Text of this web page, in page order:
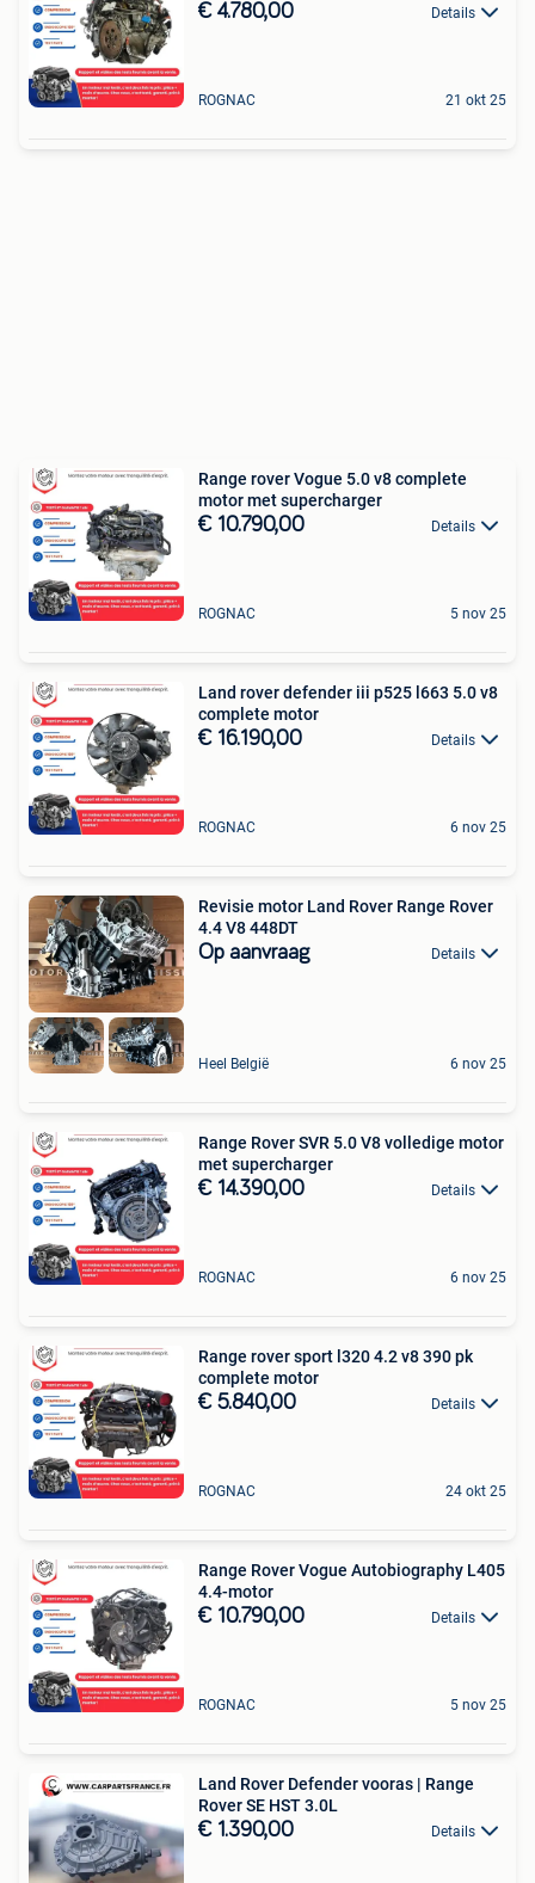
€ 4.780,00 Details
ROGNAC 21 okt 25
Range rover Vogue 5.0 v8 complete
motor met supercharger
€ 10.790,00 Details
ROGNAC 5 nov 25
Land rover defender iii p525 l663 5.0 v8
complete motor
€ 16.190,00 Details
ROGNAC 6 nov 25
Revisie motor Land Rover Range Rover
4.4 V8 448DT
Op aanvraag Details
Heel België 6 nov 25
Range Rover SVR 5.0 V8 volledige motor
met supercharger
€ 14.390,00 Details
ROGNAC 6 nov 25
Range rover sport l320 4.2 v8 390 pk
complete motor
€ 5.840,00 Details
ROGNAC 24 okt 25
Range Rover Vogue Autobiography L405
4.4-motor
€ 10.790,00 Details
ROGNAC 5 nov 25
Land Rover Defender vooras | Range
Rover SE HST 3.0L
€ 1.390,00 Details